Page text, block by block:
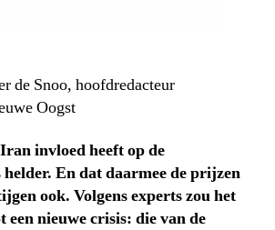
de Snoo, hoofdredacteur
Oogst
invloed heeft op de
En dat daarmee de prijzen
ook. Volgens experts zou het
een nieuwe crisis: die van de